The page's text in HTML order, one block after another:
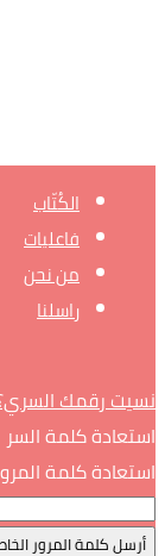
الكُتّاب
فاعليات
من نحن
راسلنا
نسيت رقمك
استعادة كلمة السر
استعادة كلمة